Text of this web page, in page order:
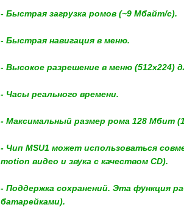
- Быстрая загрузка ромов (~9 Mбайт/с).
- Быстрая навигация в меню.
- Высокое разрешение в меню (512x224)
- Часы реального времени.
- Максимальный размер рома 128 Мбит
- Чип MSU1 может использоваться
motion видео и звука с качеством CD).
- Поддержка сохранений. Эта функция
батарейками).